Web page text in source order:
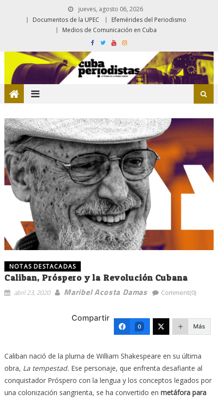
jueves, agosto 06, 2026
Documentos de la UPEC
Efemérides del Periodismo
Medios de Comunicación en Cuba
NOTAS DESTACADAS
Caliban, Próspero y la Revolución Cubana
abril 23, 2020 Maribel Acosta Damas Comment(0)
Compartir
0 Más
Caliban nació de la pluma de William Shakespeare en su última
obra, La tempestad. Ese personaje, que enfrenta desafiante al
conquistador Próspero con la lengua y los conceptos legados por
una colonización sangrienta, se ha convertido en metáfora para